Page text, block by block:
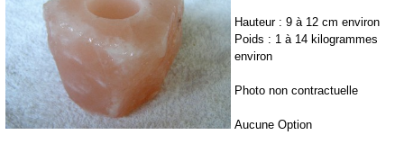
Hauteur : 9 à 12 cm environ
Poids : 1 à 14 kilogrammes
environ
Photo non contractuelle
Aucune Option